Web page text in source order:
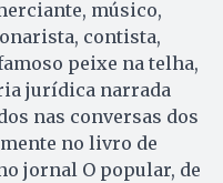
músico,
contista,
peixe na telha,
jurídica narrada
nas conversas dos
no livro de
jornal O popular, de